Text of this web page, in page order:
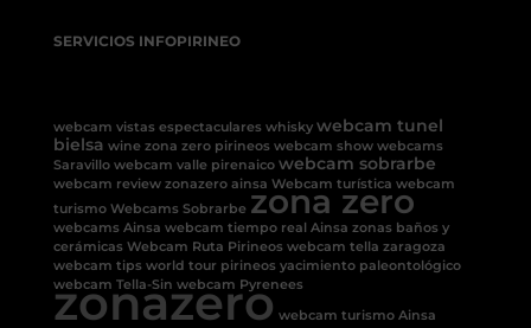
SERVICIOS INFOPIRINEO
webcam vistas espectaculares whisky webcam tunel
bielsa wine zona zero pirineos webcam show webcams
Saravillo webcam valle pirenaico webcam sobrarbe
webcam review zonazero ainsa Webcam turística webcam
turismo Webcams Sobrarbe zona zero
webcams Ainsa webcam tiempo real Ainsa zonas baños y
cerámicas Webcam Ruta Pirineos webcam tella zaragoza
webcam tips world tour pirineos yacimiento paleontológico
webcam Tella-Sin webcam Pyrenees
zonazero webcam turismo Ainsa